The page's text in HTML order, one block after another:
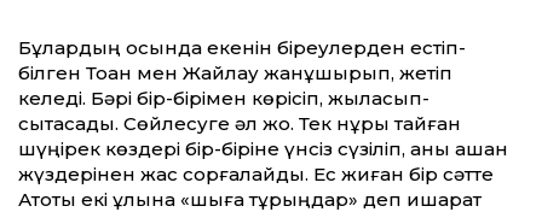
Бұлардың осында екенін біреулерден естіп-
білген Тоқан мен Жайлау жанұшырып, жетіп
келеді. Бәрі бір-бірімен көрісіп, жыласып-
сықтасады. Сөйлесуге әл жоқ. Тек нұры тайған
шүңірек көздері бір-біріне үнсіз сүзіліп, қаны қашқан
жүздерінен жас сорғалайды. Ес жиған бір сәтте
Ақтоқты екі ұлына «шыға тұрыңдар» деп ишарат